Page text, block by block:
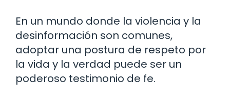
En un mundo donde la violencia y la
desinformación son comunes,
adoptar una postura de respeto por
la vida y la verdad puede ser un
poderoso testimonio de fe.